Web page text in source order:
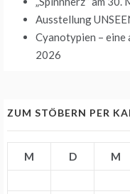
Ausstellung
Cyanotypien –
2026
ZUM STÖBERN PER
M D M